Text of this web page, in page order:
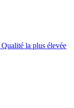
Qualité la plus élevée